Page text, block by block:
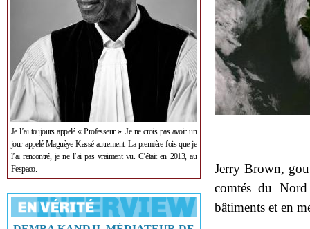
Je l’ai toujours appelé « Professeur ». Je ne crois pas avoir un
jour appelé Maguèye Kassé autrement. La première fois que je
l’ai rencontré, je ne l’ai pas vraiment vu. C’était en 2013, au
Fespaco.
Jerry Brown,
comtés du
bâtiments et en